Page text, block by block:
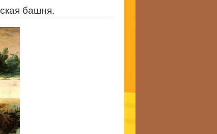
башня.